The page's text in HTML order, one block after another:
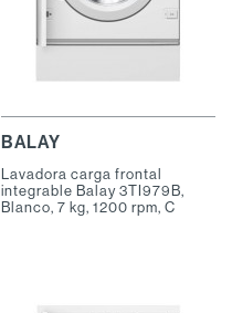
BALAY
Lavadora carga frontal
integrable Balay 3TI979B,
Blanco, 7 kg, 1200 rpm, C